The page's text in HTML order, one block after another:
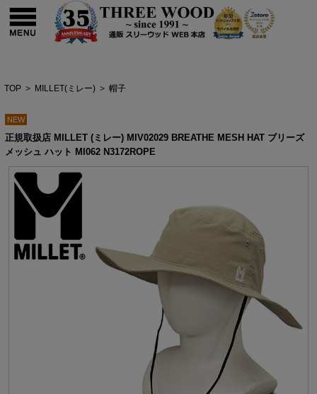
TOP > MILLET(ミレー) > 帽子
NEW
正規取扱店 MILLET (ミレー) MIV02029 BREATHE MESH HAT ブリーズ
メッシュ ハット MI062 N3172ROPE